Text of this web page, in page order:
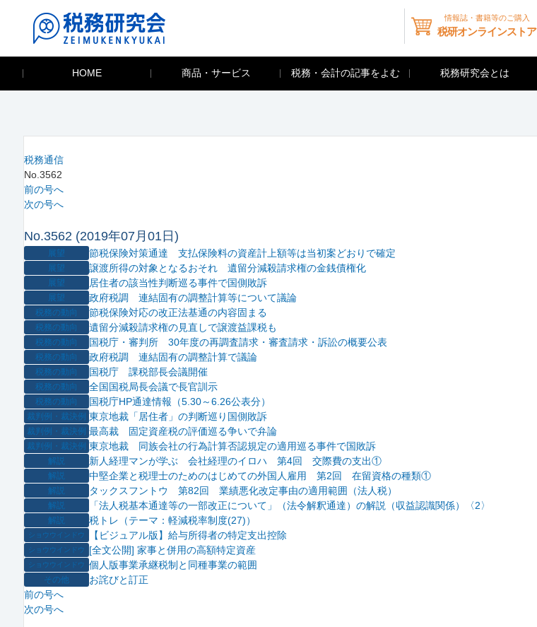
情報誌・書籍等のご購入
税研オンラインストア
HOME 商品・サービス 税務・会計の記事をよむ 税務研究会とは
税務通信
No.3562
前の号へ
次の号へ
No.3562 (2019年07月01日)
展望 節税保険対策通達 支払保険料の資産計上額等は当初案どおりで確定
展望 譲渡所得の対象となるおそれ 遺留分減殺請求権の金銭債権化
展望 居住者の該当性判断巡る事件で国側敗訴
展望 政府税調 連結固有の調整計算等について議論
税務の動向 節税保険対応の改正法基通の内容固まる
税務の動向 遺留分減殺請求権の見直しで譲渡益課税も
税務の動向 国税庁・審判所 30年度の再調査請求・審査請求・訴訟の概要公表
税務の動向 政府税調 連結固有の調整計算で議論
税務の動向 国税庁 課税部長会議開催
税務の動向 全国国税局長会議で長官訓示
税務の動向 国税庁HP通達情報（5.30～6.26公表分）
裁判例・裁決例 東京地裁「居住者」の判断巡り国側敗訴
裁判例・裁決例 最高裁 固定資産税の評価巡る争いで弁論
裁判例・裁決例 東京地裁 同族会社の行為計算否認規定の適用巡る事件で国敗訴
解説 新人経理マンが学ぶ 会社経理のイロハ 第4回 交際費の支出①
解説 中堅企業と税理士のためのはじめての外国人雇用 第2回 在留資格の種類①
解説 タックスフントウ 第82回 業績悪化改定事由の適用範囲（法人税）
解説 「法人税基本通達等の一部改正について」（法令解釈通達）の解説（収益認識関係）〈2〉
解説 税トレ（テーマ：軽減税率制度(27)）
ショウウインドウ 【ビジュアル版】給与所得者の特定支出控除
ショウウインドウ [全文公開] 家事と併用の高額特定資産
ショウウインドウ 個人版事業承継税制と同種事業の範囲
その他
お詫びと訂正
前の号へ
次の号へ